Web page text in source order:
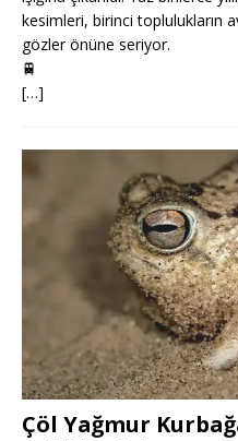
kesimleri, birinci toplulukların
gözler önüne seriyor.
🚆
[…]
Çöl Yağmur